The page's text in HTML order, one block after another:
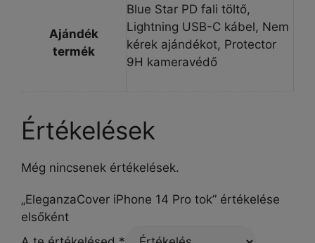
Ajándék
termék
Blue Star PD fali töltő,
Lightning USB-C kábel, Nem
kérek ajándékot, Protector
9H kameravédő
Értékelések
Még nincsenek értékelések.
„EleganzaCover iPhone 14 Pro tok” értékelése
elsőként